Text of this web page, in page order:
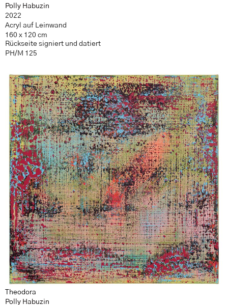
Polly Habuzin
2022
Acryl auf Leinwand
160 x 120 cm
Rückseite signiert und datiert
PH/M 125
Theodora
Polly Habuzin